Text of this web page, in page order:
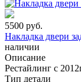
5500 руб.
Накладка двери
наличии
Описание
Рестайлинг с
Тип детали